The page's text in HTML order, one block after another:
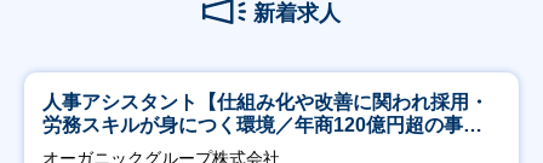
新着求人
人事アシスタント【仕組み化や改善に関われ採用・
労務スキルが身につく環境／年商120億円超の事業
会社】
オーガニックグループ株式会社